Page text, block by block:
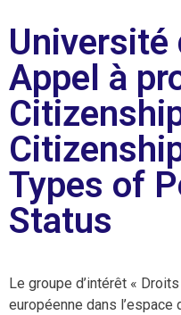
Université
Appel à
Types of
Status
Le groupe d’intérêt «
européenne dans